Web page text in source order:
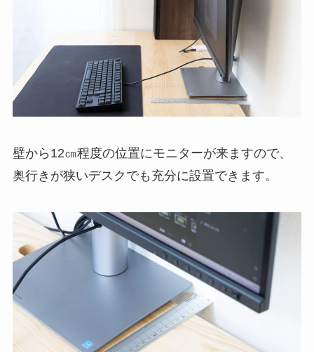
壁から12㎝程度の位置にモニターが来ますので、
奥行きが狭いデスクでも充分に設置できます。